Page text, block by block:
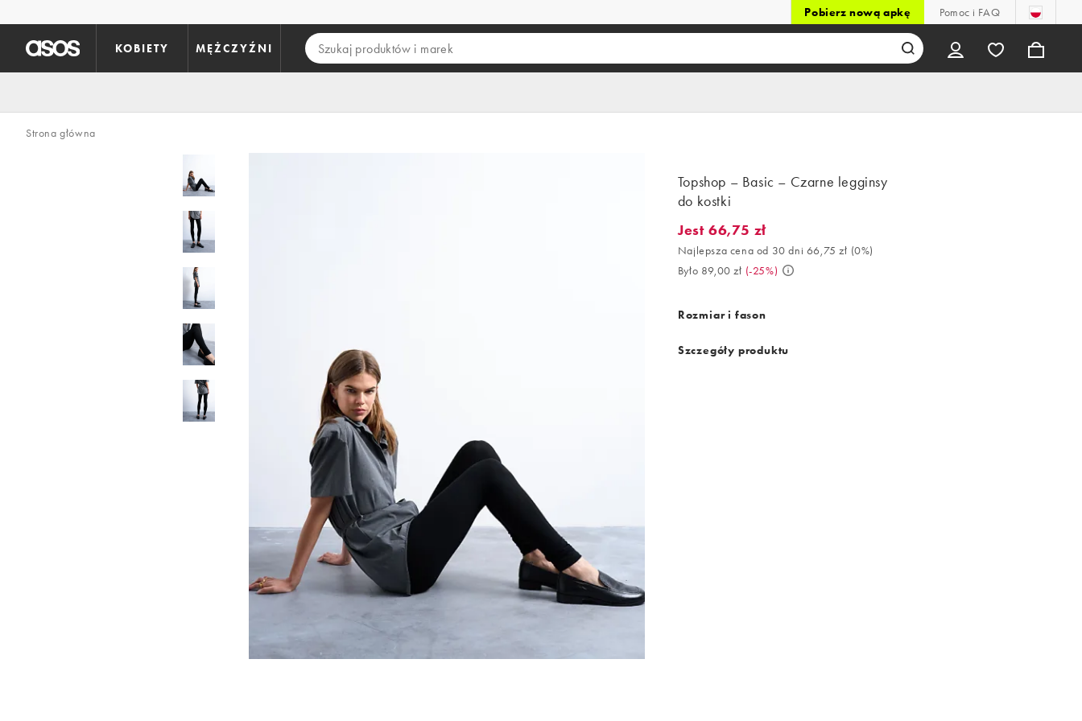
Pobierz nową apkę Pomoc i FAQ
KOBIETY MĘŻCZYŹNI
Strona główna
Topshop – Basic – Czarne legginsy
do kostki
Jest 66,75 zł. Najlepsza cena od 30 dni 66,75 zł (0%). Było 89,00 zł. (-
Jest 66,75 zł
Najlepsza cena od 30 dni 66,75 zł (0%)
Było 89,00 zł (-25%)
Rozmiar i fason
Szczegóły produktu